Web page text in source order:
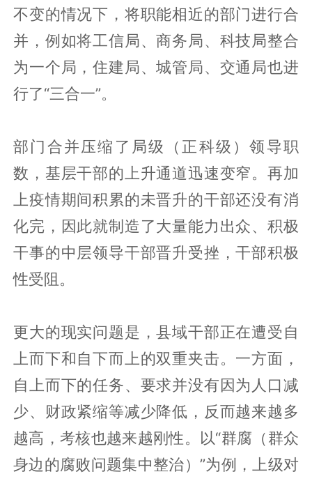
不变的情况下，将职能相近的部门进行合
并，例如将工信局、商务局、科技局整合
为一个局，住建局、城管局、交通局也进
行了“三合一”。
部门合并压缩了局级（正科级）领导职
数，基层干部的上升通道迅速变窄。再加
上疫情期间积累的未晋升的干部还没有消
化完，因此就制造了大量能力出众、积极
干事的中层领导干部晋升受挫，干部积极
性受阻。
更大的现实问题是，县域干部正在遭受自
上而下和自下而上的双重夹击。一方面，
自上而下的任务、要求并没有因为人口减
少、财政紧缩等减少降低，反而越来越多
越高，考核也越来越刚性。以“群腐（群众
身边的腐败问题集中整治）”为例，上级对